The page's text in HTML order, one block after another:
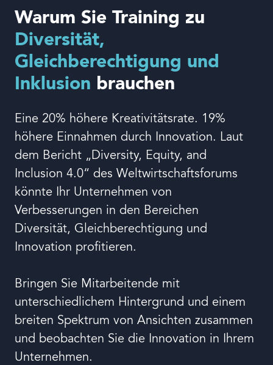
Sprache
Warum Sie Training zu
Diversität,
Gleichberechtigung und
Inklusion brauchen
Eine 20% höhere Kreativitätsrate. 19%
höhere Einnahmen durch Innovation. Laut
dem Bericht „Diversity, Equity, and
Inclusion 4.0“ des Weltwirtschaftsforums
könnte Ihr Unternehmen von
Verbesserungen in den Bereichen
Diversität, Gleichberechtigung und
Innovation profitieren.
Bringen Sie Mitarbeitende mit
unterschiedlichem Hintergrund und einem
breiten Spektrum von Ansichten zusammen
und beobachten Sie die Innovation in Ihrem
Unternehmen.